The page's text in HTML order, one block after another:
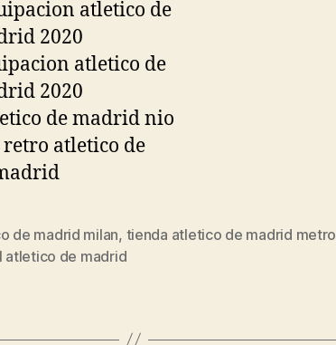
de madrid milan, tienda atletico de madrid
atletico de madrid